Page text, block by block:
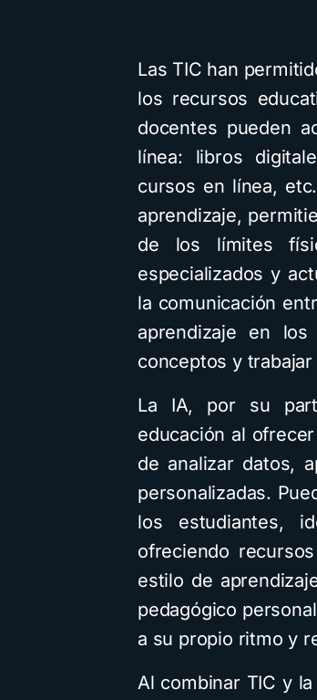
Las TIC han
los recursos
docentes pueden
línea: libros
cursos en línea,
aprendizaje,
de los límites
especializados y
la comunicación
aprendizaje en
conceptos y
La IA, por su
educación al
de analizar datos,
personalizadas.
los estudiantes,
ofreciendo
estilo de
pedagógico
a su propio ritmo y
Al combinar TIC y